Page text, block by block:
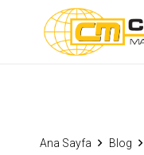
Ana Sayfa Blog